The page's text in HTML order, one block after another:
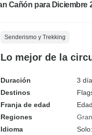
Cañón para Diciembre
Senderismo y Trekking
Lo mejor de la
Duración
3
Destinos
Franja de edad
Regiones
Idioma